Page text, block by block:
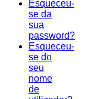
Esqueceu-
se da
sua
password?
Esqueceu-
se do
seu
nome
de